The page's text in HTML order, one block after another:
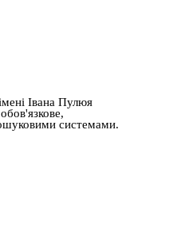
Івана Пулюя
обов'язкове,
системами.